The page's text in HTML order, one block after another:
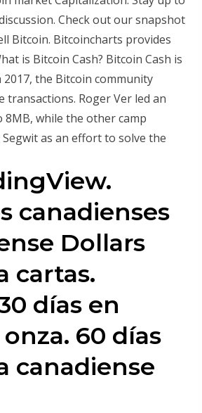
Check out our snapshot
Bitcoin. Bitcoincharts provides
is Bitcoin Cash? Bitcoin Cash is
the Bitcoin community
Roger Ver led an
while the other camp
as an effort to solve the
canadienses
Dollars
cartas.
días en
60 días
canadiense